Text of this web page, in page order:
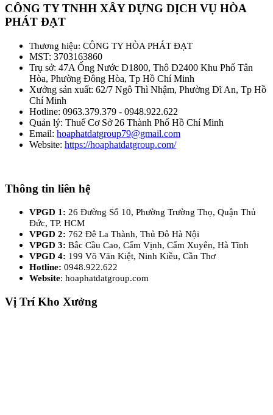
CÔNG TY TNHH XÂY DỰNG DỊCH VỤ HÒA
PHÁT ĐẠT
Thương hiệu: CÔNG TY HÒA PHÁT ĐẠT
MST: 3703163860
Trụ sở: 47A Ống Nước D1800, Thô D2400 Khu Phố Tân
Hòa, Phường Đông Hòa, Tp Hồ Chí Minh
Xưởng sản xuất: 62/7 Ngô Thì Nhậm, Phường Dĩ An, Tp Hồ
Chí Minh
Hotline: 0963.379.379 - 0948.922.622
Quản lý: Thuế Cơ Sở 26 Thành Phố Hồ Chí Minh
Email: hoaphatdatgroup79@gmail.com
Website: https://hoaphatdatgroup.com/
Thông tin liên hệ
VPGD 1: 26 Đường Số 10, Phường Trường Thọ, Quận Thủ
Đức, TP. HCM
VPGD 2: 762 Đê La Thành, Thủ Đô Hà Nội
VPGD 3: Bắc Cầu Cao, Cẩm Vịnh, Cẩm Xuyên, Hà Tĩnh
VPGD 4: 199 Võ Văn Kiệt, Ninh Kiều, Cần Thơ
Hotline: 0948.922.622
Website: hoaphatdatgroup.com
Vị Trí Kho Xưởng